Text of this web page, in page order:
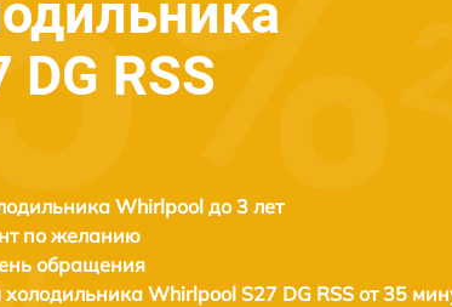
RSS
Whirlpool до 3 лет
по желанию
обращения
Whirlpool S27 DG RSS от 35